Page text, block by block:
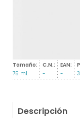
Tamaño:
75 ml.
C.N.:
-
EAN:
-
Descripción